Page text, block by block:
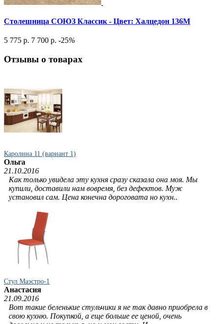
Столешница СОЮЗ Классик - Цвет: Халцедон 136М
5 775 р. 7 700 р. -25%
Отзывы о товарах
Каролина 11 (вариант 1)
Ольга
21.10.2016
Как только увидела эту кухня сразу сказала она моя. Мы
купили, доставили нам вовремя, без дефектов. Муж
установил сам. Цена конечна дороговата но кухн..
Стул Маэстро-1
Анастасия
21.09.2016
Вот такие беленькие стульчики я не так давно приобрела в
свою кухню. Покупкой, а еще больше ее ценой, очень